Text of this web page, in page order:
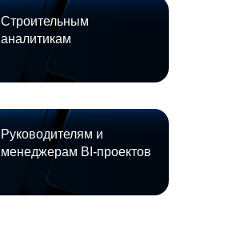
Руководителям и
менеджерам BI-проектов
Строительным
аналитикам